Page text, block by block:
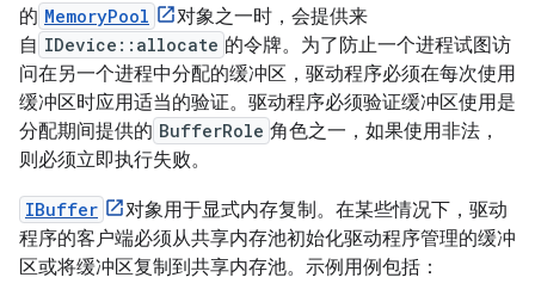
的 MemoryPool
对象之一时，会提供来
自 IDevice::allocate 的令牌。为了防止一个进程试图访
问在另一个进程中分配的缓冲区，驱动程序必须在每次使用
缓冲区时应用适当的验证。驱动程序必须验证缓冲区使用是
分配期间提供的 BufferRole 角色之一，如果使用非法，
则必须立即执行失败。
IBuffer
对象用于显式内存复制。在某些情况下，驱动
程序的客户端必须从共享内存池初始化驱动程序管理的缓冲
区或将缓冲区复制到共享内存池。示例用例包括：